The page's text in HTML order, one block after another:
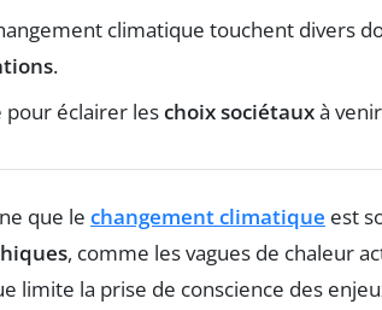
climatique touchent divers
.
pour éclairer leschoix sociétauxà
que le changement climatique est
, comme les vagues de chaleur
limite la prise de conscience des